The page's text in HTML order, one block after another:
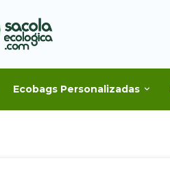
Ecobags Personalizadas